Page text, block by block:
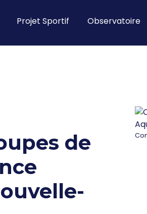
Projet Sportif Observatoire
de